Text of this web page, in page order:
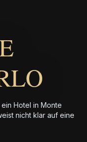
ein Hotel in Monte
nicht klar auf eine